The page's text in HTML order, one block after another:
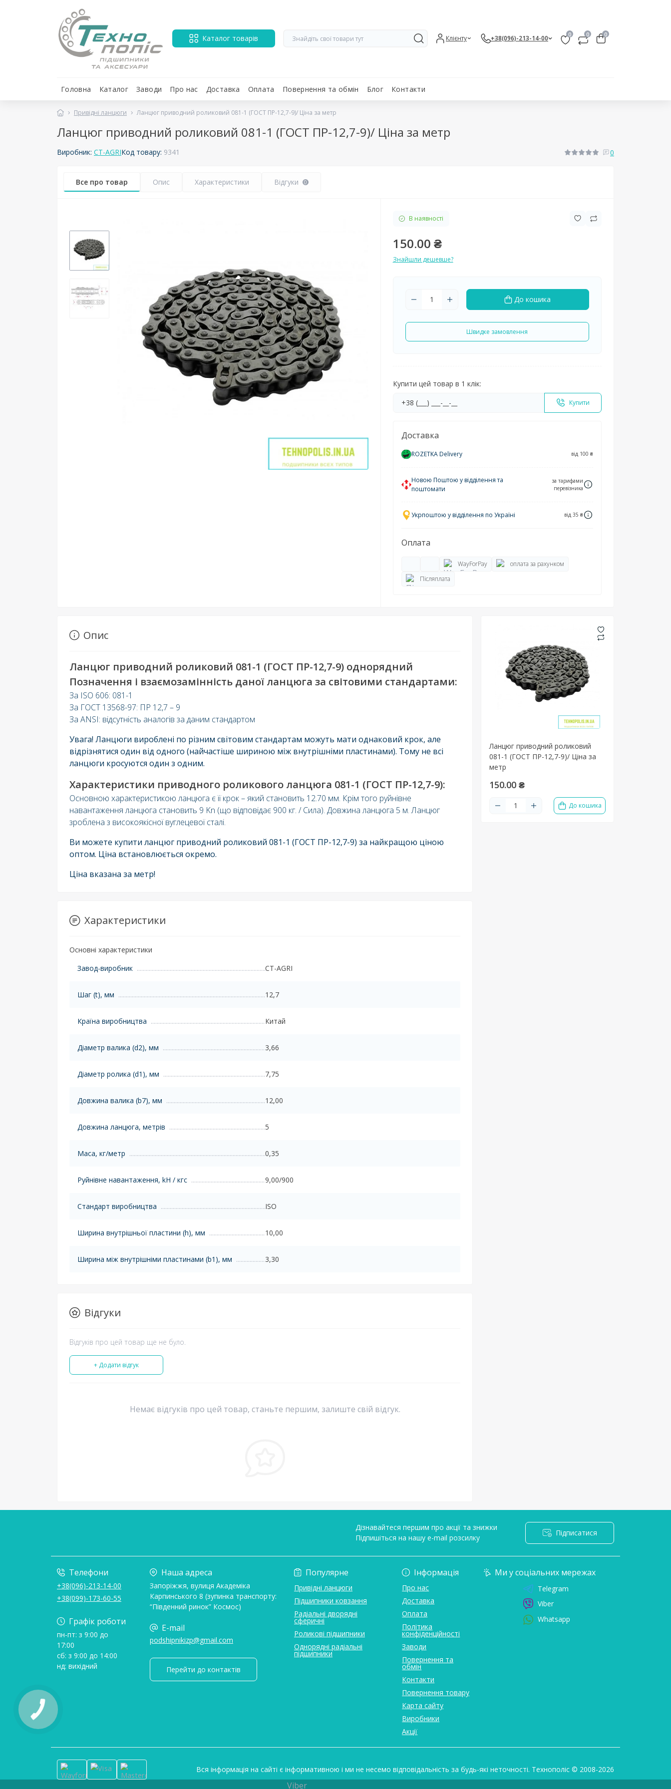
Каталог товарів Клієнту +38(096)-213-14-00 0 0 0
Головна Каталог Заводи Про нас Доставка Оплата Повернення та обмін Блог Контакти
Привідні ланцюги Ланцюг приводний роликовий 081-1 (ГОСТ ПР-12,7-9)/ Ціна за метр
Ланцюг приводний роликовий 081-1 (ГОСТ ПР-12,7-9)/ Ціна за метр
Виробник: CT-AGRIКод товару: 9341 0
Все про товар Опис Характеристики Відгуки 0
В наявності
150.00 ₴
Знайшли дешевше?
До кошика
Швидке замовлення
Купити цей товар в 1 клік:
Купити
Доставка
ROZETKA Delivery від 100 ₴
Новою Поштою у відділення та
поштомати
за тарифами
перевізника
Укрпоштою у відділення по Україні від 35 ₴
Оплата
WayForPay
оплата за рахунком
Післяплата
Ланцюг приводний роликовий
081-1 (ГОСТ ПР-12,7-9)/ Ціна за
метр
150.00 ₴
До кошика
Опис
Ланцюг приводний роликовий 081-1 (ГОСТ ПР-12,7-9) однорядний
Позначення і взаємозамінність даної ланцюга за світовими стандартами:
За ISO 606: 081-1
За ГОСТ 13568-97: ПР 12,7 – 9
За ANSI: відсутність аналогів за даним стандартом
Увага! Ланцюги вироблені по різним світовим стандартам можуть мати однаковий крок, але
відрізнятися один від одного (найчастіше шириною між внутрішніми пластинами). Тому не всі
ланцюги кросуются один з одним.
Характеристики приводного роликового ланцюга 081-1 (ГОСТ ПР-12,7-9):
Основною характеристикою ланцюга є її крок – який становить 12.70 мм. Крім того руйнівне
навантаження ланцюга становить 9 Kn (що відповідає 900 кг. / Сила). Довжина ланцюга 5 м. Ланцюг
зроблена з високоякісної вуглецевої сталі.
Ви можете купити ланцюг приводний роликовий 081-1 (ГОСТ ПР-12,7-9) за найкращою ціною
оптом. Ціна встановлюється окремо.
Ціна вказана за метр!
Характеристики
Основні характеристики
Завод-виробник
CT-AGRI
Шаг (t), мм 12,7
Країна виробництва Китай
Діаметр валика (d2), мм 3,66
Діаметр ролика (d1), мм 7,75
Довжина валика (b7), мм 12,00
Довжина ланцюга, метрів 5
Маса, кг/метр 0,35
Руйнівне навантаження, kH / кгс 9,00/900
Стандарт виробництва ISO
Ширина внутрішньої пластини (h), мм 10,00
Ширина між внутрішніми пластинами (b1), мм 3,30
Відгуки
Відгуків про цей товар ще не було.
+ Додати відгук
Немає відгуків про цей товар, станьте першим, залиште свій відгук.
Дізнавайтеся першим про акції та знижки
Підпишіться на нашу e-mail розсилку
Підписатися
Телефони
+38(096)-213-14-00
+38(099)-173-60-55
Графік роботи
пн-пт: з 9:00 до
17:00
сб: з 9:00 до 14:00
нд: вихідний
Наша адреса
Запоріжжя, вулиця Академіка
Карпинського 8 (зупинка транспорту:
“Південний ринок” Космос)
E-mail
podshipnikizp@gmail.com
Перейти до контактів
Популярне
Привідні ланцюги
Підшипники ковзання
Радіальні дворядні
сферичні
Роликові підшипники
Однорядні радіальні
підшипники
Інформація
Про нас
Доставка
Оплата
Політика
конфіденційності
Заводи
Повернення та
обмін
Контакти
Повернення товару
Карта сайту
Виробники
Акції
Ми у соціальних мережах
Telegram
Viber
Whatsapp
Вся інформація на сайті є інформативною і ми не несемо відповідальність за будь-які неточності. Технополіс © 2008-2026
Viber